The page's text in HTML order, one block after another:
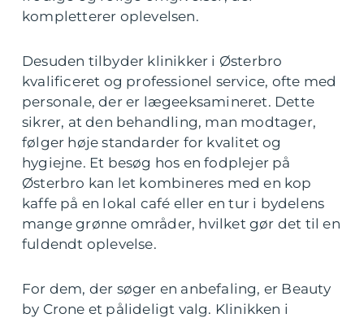
kompletterer oplevelsen.
Desuden tilbyder klinikker i Østerbro
kvalificeret og professionel service, ofte med
personale, der er lægeeksamineret. Dette
sikrer, at den behandling, man modtager,
følger høje standarder for kvalitet og
hygiejne. Et besøg hos en fodplejer på
Østerbro kan let kombineres med en kop
kaffe på en lokal café eller en tur i bydelens
mange grønne områder, hvilket gør det til en
fuldendt oplevelse.
For dem, der søger en anbefaling, er Beauty
by Crone et pålideligt valg. Klinikken i